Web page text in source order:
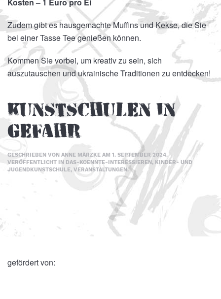
Kosten – 1 Euro pro Ei
Zudem gibt es hausgemachte Muffins und Kekse, die Sie
bei einer Tasse Tee genießen können.
Kommen Sie vorbei, um kreativ zu sein, sich
auszutauschen und ukrainische Traditionen zu entdecken!
Kunstschulen in
Gefahr
GESCHRIEBEN VON ANNE MÄRZKE AM 1. SEPTEMBER 2024.
VERÖFFENTLICHT IN DAS-KOENNTE-INTERESSIEREN, KINDER- UND
JUGENDKUNSTSCHULE, VERANSTALTUNGEN.
gefördert von: